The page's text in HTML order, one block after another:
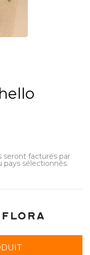
seront facturés par
sélectionnés.